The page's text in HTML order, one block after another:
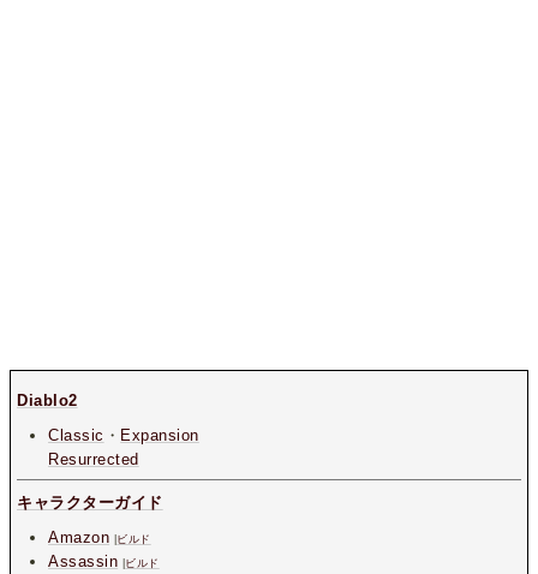
Diablo2
Classic ・ Expansion
Resurrected
キャラクターガイド
Amazon
ビルド
Assassin ビルド